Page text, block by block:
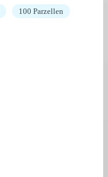
100 Parzellen